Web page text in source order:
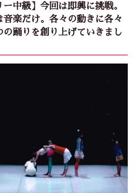
ー中級】今回は即興に挑戦。
楽だけ。各々の動きに各々
の踊りを創り上げていきまし